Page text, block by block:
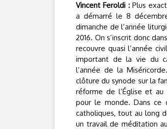
Vincent Feroldi :Plus
a démarré le 8
dimanche de l’année
2016. On s’inscrit donc
recouvre quasi l’année
important de la vie du
l’année de la
clôture du synode sur la
réforme de l’Église et
pour le monde. Dans ce
catholiques, tout au long
un travail de méditation